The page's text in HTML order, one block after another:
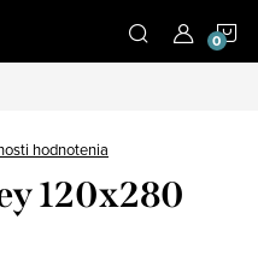
hodnotenia
120x280